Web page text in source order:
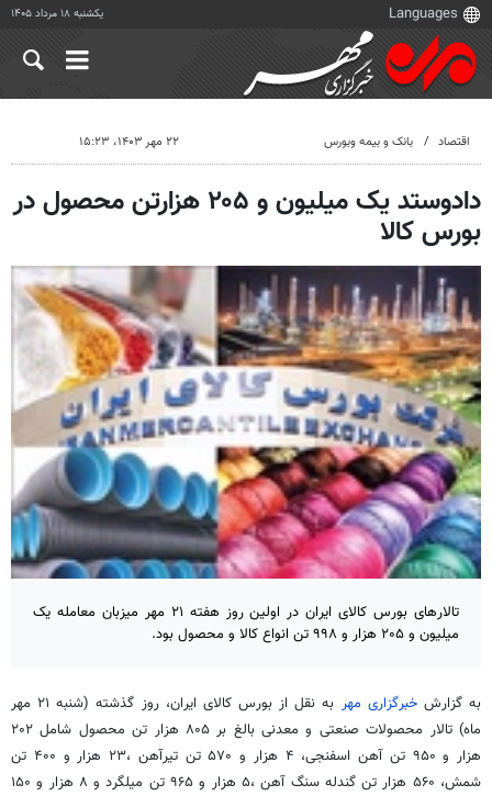
یکشنبه ۱۸ مرداد ۱۴۰۵
اقتصاد بانک و بیمه وبورس ۲۲ مهر ۱۴۰۳، ۱۵:۲۳
دادوستد یک میلیون و ۲۰۵ هزارتن محصول در
بورس کالا
تالارهای بورس کالای ایران در اولین روز هفته ۲۱ مهر میزبان معامله یک
میلیون و ۲۰۵ هزار و ۹۹۸ تن انواع کالا و محصول بود.
به گزارشخبرگزاری مهر
به نقل از بورس کالای ایران، روز گذشته (شنبه ۲۱ مهر
ماه) تالار محصولات صنعتی و معدنی بالغ بر ۸۰۵ هزار تن محصول شامل ۲۰۲
هزار و ۹۵۰ تن آهن اسفنجی، ۴ هزار و ۵۷۰ تن تیرآهن ،۲۳ هزار و ۴۰۰ تن
شمش، ۵۶۰ هزار تن گندله سنگ آهن ،۵ هزار و ۹۶۵ تن میلگرد و ۸ هزار و ۱۵۰